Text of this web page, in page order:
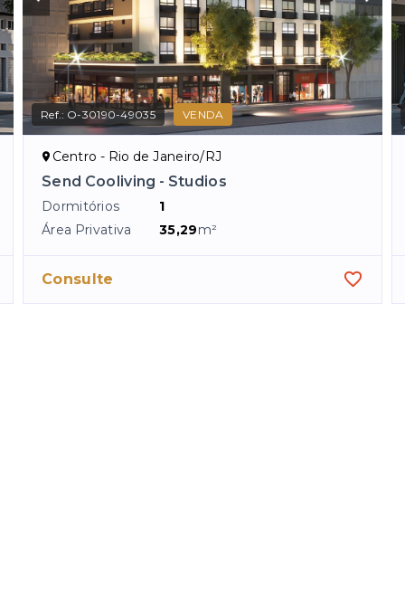
Ref.: O-30190-49035 VENDA
Centro - Rio de Janeiro/RJ
Send Cooliving - Studios
Dormitórios
1
Área Privativa
35,29m²
Consulte